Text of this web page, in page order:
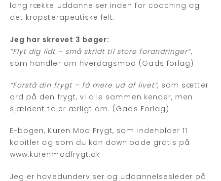
lang række uddannelser inden for coaching og
det kropsterapeutiske felt.
Jeg har skrevet 3 bøger:
“Flyt dig lidt – små skridt til store forandringer”,
som handler om hverdagsmod (Gads forlag)
“Forstå din frygt – få mere ud af livet”, som sætter
ord på den frygt, vi alle sammen kender, men
sjældent taler ærligt om. (Gads Forlag)
E-bogen, Kuren Mod Frygt, som indeholder 11
kapitler og som du kan downloade gratis på
www.kurenmodfrygt.dk
Jeg er hovedunderviser og uddannelsesleder på